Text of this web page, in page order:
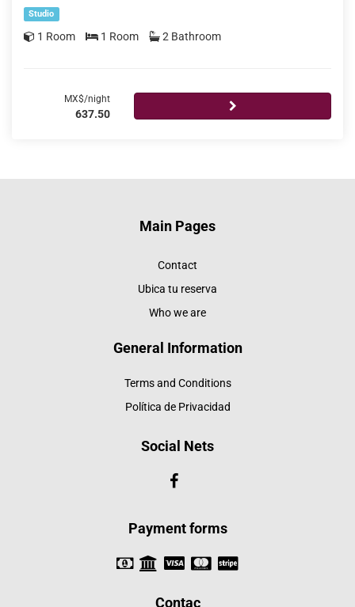
Studio
1 Room 1 Room 2 Bathroom
MX$/night
637.50
Main Pages
Contact
Ubica tu reserva
Who we are
General Information
Terms and Conditions
Política de Privacidad
Social Nets
Payment forms
Contac